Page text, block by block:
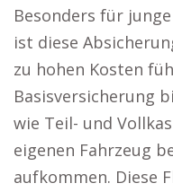
Besonders für
ist diese
zu hohen Kosten
Basisversicherung
wie Teil- und
eigenen Fahrzeug
aufkommen. Diese